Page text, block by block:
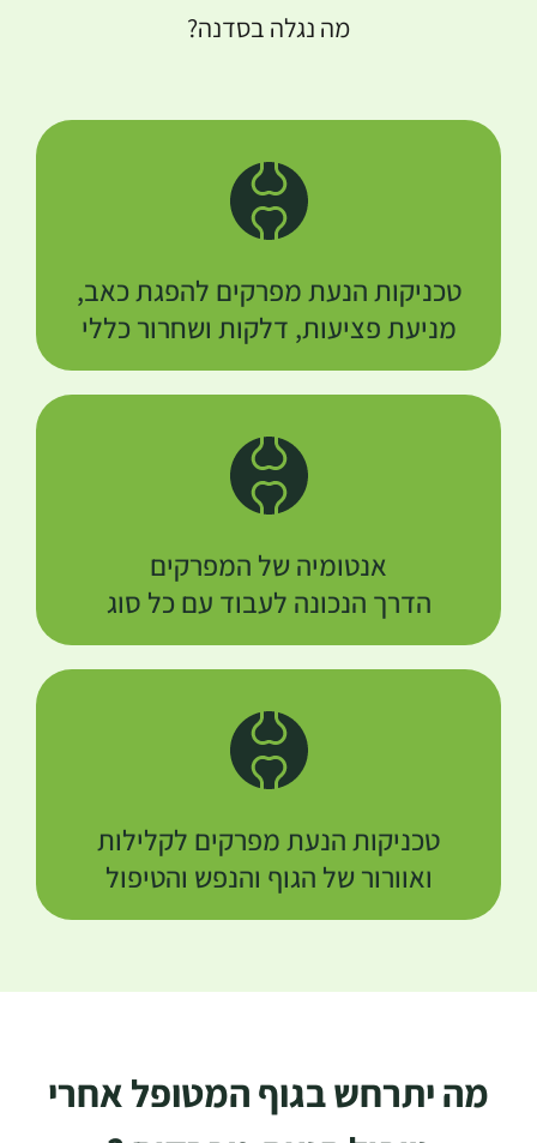
מה נגלה בסדנה?
טכניקות הנעת מפרקים להפגת כאב,
מניעת פציעות, דלקות ושחרור כללי
אנטומיה של המפרקים
הדרך הנכונה לעבוד עם כל סוג
טכניקות הנעת מפרקים לקלילות
ואוורור של הגוף והנפש והטיפול
מה יתרחש בגוף המטופל אחרי